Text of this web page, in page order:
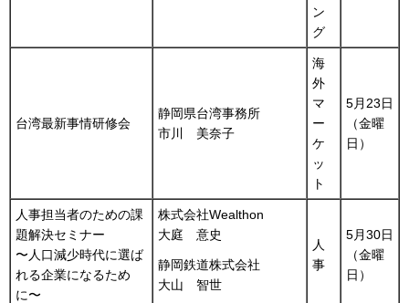
ン
グ
台湾最新事情研修会
静岡県台湾事務所
市川 美奈子
海
外
マ
ー
ケ
ッ
ト
5月23日
（金曜
日）
人事担当者のための課
題解決セミナー
〜人口減少時代に選ば
れる企業になるため
に〜
株式会社Wealthon
大庭 意史
静岡鉄道株式会社
大山 智世
人
事
5月30日
（金曜
日）